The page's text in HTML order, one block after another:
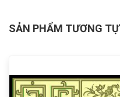
SẢN PHẨM TƯƠNG TỰ